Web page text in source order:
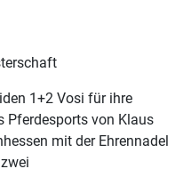
1+2 Vosi für ihre
Pferdesports von Klaus
mit der Ehrennadel